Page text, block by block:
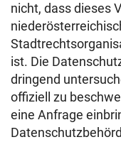
nicht, dass dieses
ist. Die
dringend
offiziell zu
eine Anfrage